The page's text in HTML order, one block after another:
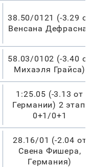
38.50/0121 (-3.29
Венсана Дефрасна)
58.03/0102 (-3.40
Михаэля Грайса)
1:25.05 (-3.13 от
Германии) 2 этап,
0+1/0+1
28.16/01 (-2.04 от
Свена Фишера,
Германия)